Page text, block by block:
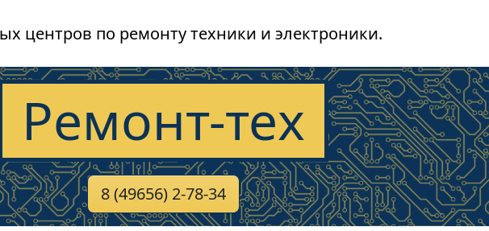
центров по ремонту техники и электроники.
Ремонт-тех
8 (49656) 2-78-34